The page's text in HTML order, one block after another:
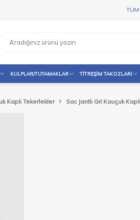
KULPLAR/TUTAMAKLAR TITREŞIM TAKOZLARI
Kaplı Tekerlekler Sac Jantlı Gri Kauçuk